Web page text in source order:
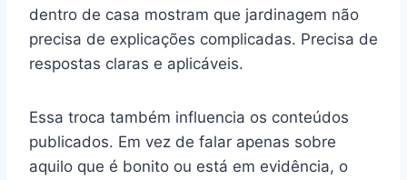
dentro de casa mostram que jardinagem não
precisa de explicações complicadas. Precisa de
respostas claras e aplicáveis.
Essa troca também influencia os conteúdos
publicados. Em vez de falar apenas sobre
aquilo que é bonito ou está em evidência, o